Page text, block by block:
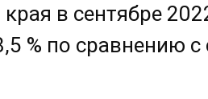
в сентябре
% по сравнению с